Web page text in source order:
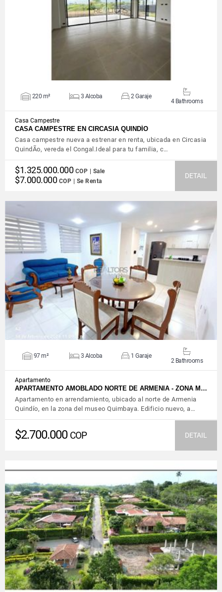
VIEW DETAILS
220 m² 3 Alcoba 2 Garaje
4 Bathrooms
Casa Campestre
CASA CAMPESTRE EN CIRCASIA QUINDÍO
Casa campestre nueva a estrenar en renta, ubicada en Circasia
QuindÃ­o, vereda el Congal.Ideal para tu familia, c…
$1.325.000.000 COP | Sale
$7.000.000 COP | Se Renta
DETAIL
VIEW DETAILS
97 m² 3 Alcoba 1 Garaje
2 Bathrooms
Apartamento
APARTAMENTO AMOBLADO NORTE DE ARMENIA - ZONA M…
Apartamento en arrendamiento, ubicado al norte de Armenia
Quindío, en la zona del museo Quimbaya. Edificio nuevo, a…
$2.700.000 COP DETAIL
VIEW DETAILS